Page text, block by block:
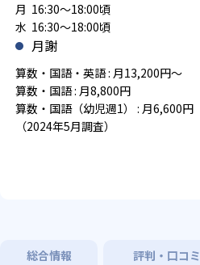
月 16:30～18:00頃
水 16:30～18:00頃
月謝
算数・国語・英語 : 月13,200円～
算数・国語 : 月8,800円
算数・国語（幼児週1） : 月6,600円
（2024年5月調査）
総合情報 評判・口コミ